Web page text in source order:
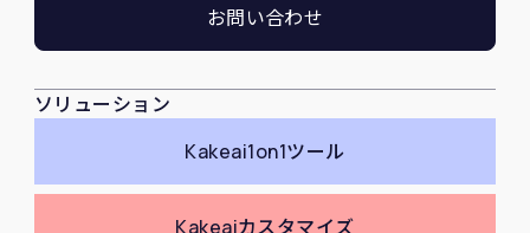
お問い合わせ
ソリューション
Kakeai1on1ツール
Kakeaiカスタマイズ